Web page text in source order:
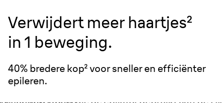
Verwijdert meer haartjes²
in 1 beweging.
40% bredere kop² voor sneller en efficiënter
epileren.